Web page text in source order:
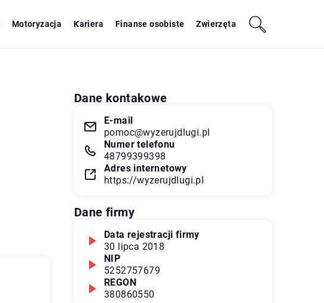
Motoryzacja Kariera Finanse osobiste Zwierzęta
Dane kontakowe
E-mail
pomoc@wyzerujdlugi.pl
Numer telefonu
48799399398
Adres internetowy
https://wyzerujdlugi.pl
Dane firmy
Data rejestracji firmy
30 lipca 2018
NIP
5252757679
REGON
380860550